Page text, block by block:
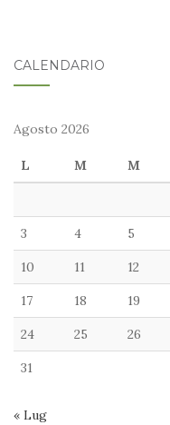
CALENDARIO
Agosto 2026
L M M
3 4 5
10 11 12
17 18 19
24 25 26
31
« Lug